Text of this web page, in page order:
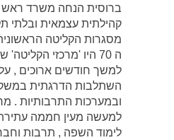
ברוסית הנחה משרד ראש
קהילתית עצמאית ובלתי
מסגרות הקליטה
ה 70 היו 'מרכזי
למשך חודשים ארוכים ,
השתלבות הדרגתית
ובמערכות התרבותיות .
למעשה מעין חממה עתירת
לימוד השפה , תרבות